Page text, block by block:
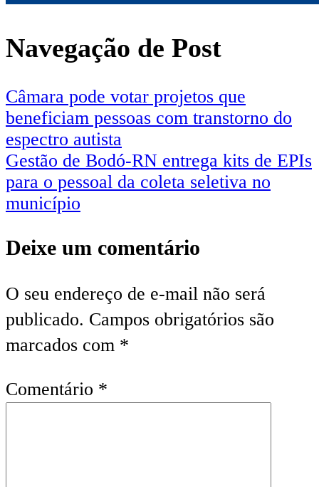
Navegação de Post
Câmara pode votar projetos que
beneficiam pessoas com transtorno do
espectro autista
Gestão de Bodó-RN entrega kits de EPIs
para o pessoal da coleta seletiva no
município
Deixe um comentário
O seu endereço de e-mail não será
publicado. Campos obrigatórios são
marcados com *
Comentário *